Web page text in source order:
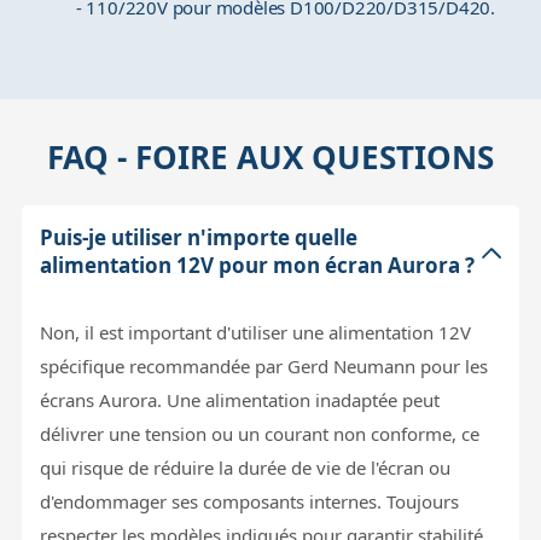
- 110/220V pour modèles D100/D220/D315/D420.
FAQ - FOIRE AUX QUESTIONS
Puis-je utiliser n'importe quelle
alimentation 12V pour mon écran Aurora ?
Non, il est important d'utiliser une alimentation 12V
spécifique recommandée par Gerd Neumann pour les
écrans Aurora. Une alimentation inadaptée peut
délivrer une tension ou un courant non conforme, ce
qui risque de réduire la durée de vie de l'écran ou
d'endommager ses composants internes. Toujours
respecter les modèles indiqués pour garantir stabilité